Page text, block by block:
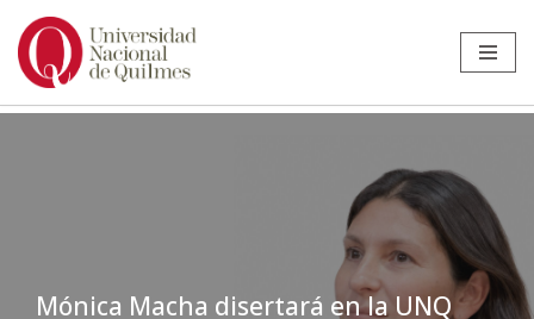
Ir
Mónica Macha disertará en la UNQ